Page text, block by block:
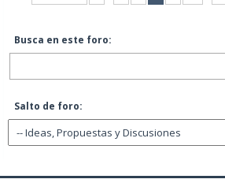
Busca en este foro:
Salto de foro: